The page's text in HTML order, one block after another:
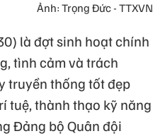
Ảnh: Trọng Đức - TTXVN
là đợt sinh hoạt chính
tình cảm và trách
truyền thống tốt đẹp
tuệ, thành thạo kỹ năng
Đảng bộ Quân đội